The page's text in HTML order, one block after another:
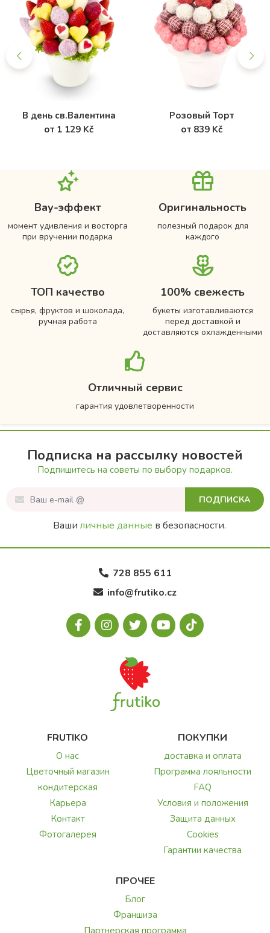
В день св.Валентина
от 1 129 Kč
Розовый Торт
от 839 Kč
Вау-эффект
момент удивления и восторга
при вручении подарка
Оригинальность
полезный подарок для
каждого
ТОП качество
сырья, фруктов и шоколада,
ручная работа
100% свежесть
букеты изготавливаются
перед доставкой и
доставляются охлажденными
Отличный сервис
гарантия удовлетворенности
Подписка на рассылку новостей
Подпишитесь на советы по выбору подарков.
ПОДПИСКА
Ваши личные данные в безопасности.
728 855 611
info@frutiko.cz
FRUTIKO
О нас
Цветочный магазин
кондитерская
Карьера
Контакт
Фотогалерея
ПОКУПКИ
доставка и оплата
Программа лояльности
FAQ
Условия и положения
Защита данных
Cookies
Гарантии качества
ПРОЧЕЕ
Блог
Франшиза